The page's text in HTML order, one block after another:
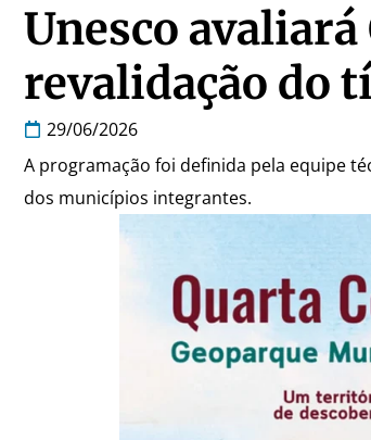
Unesco
revalidação do
29/06/2026
A programação foi definida pela equipe
dos municípios integrantes.